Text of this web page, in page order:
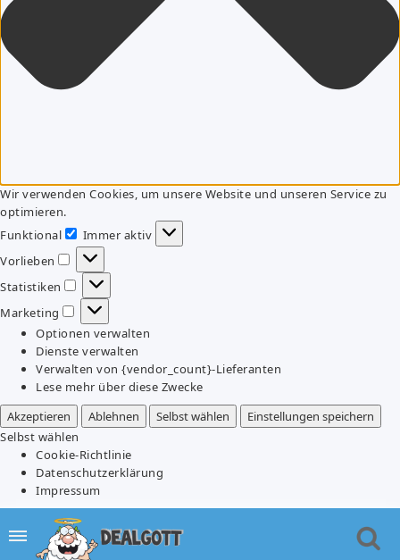
Wir verwenden Cookies, um unsere Website und unseren Service zu
optimieren.
Funktional
Funktional
Immer aktiv
Vorlieben
Vorlieben
Statistiken
Statistiken
Marketing
Marketing
Optionen verwalten
Dienste verwalten
Verwalten von {vendor_count}-Lieferanten
Lese mehr über diese Zwecke
Akzeptieren
Ablehnen Selbst wählen
Einstellungen speichern
Selbst wählen
Cookie-Richtlinie
Datenschutzerklärung
Impressum